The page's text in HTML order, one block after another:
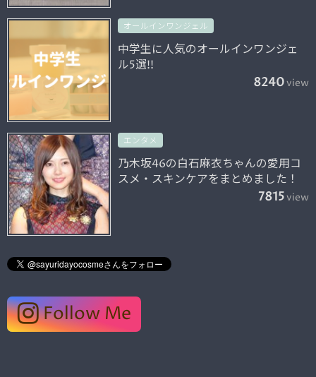
オールインワンジェル
中学生に人気のオールインワンジェ
ル5選!!
8240view
エンタメ
乃木坂46の白石麻衣ちゃんの愛用コ
スメ・スキンケアをまとめました！
7815view
Follow Me